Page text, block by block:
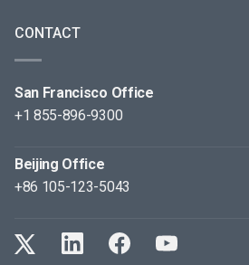
CONTACT
San Francisco Office
+1 855-896-9300
Beijing Office
+86 105-123-5043